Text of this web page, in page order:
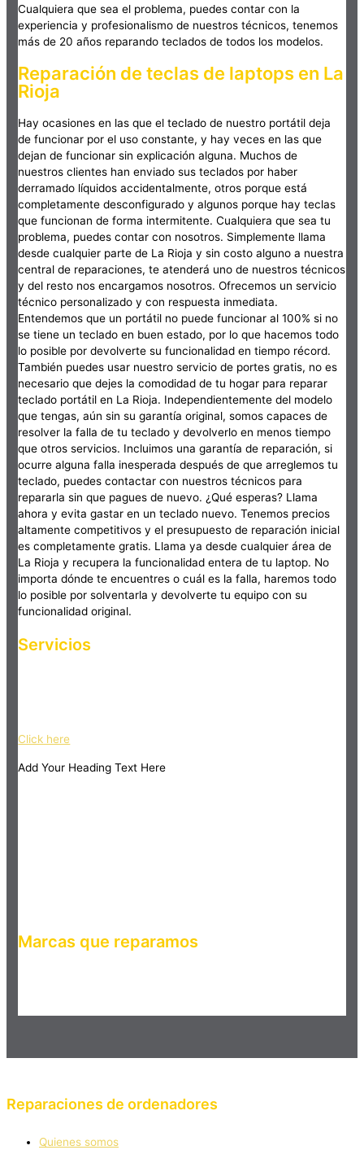
Cualquiera que sea el problema, puedes contar con la
experiencia y profesionalismo de nuestros técnicos, tenemos
más de 20 años reparando teclados de todos los modelos.
Reparación de teclas de laptops en La
Rioja
Hay ocasiones en las que el teclado de nuestro portátil deja
de funcionar por el uso constante, y hay veces en las que
dejan de funcionar sin explicación alguna. Muchos de
nuestros clientes han enviado sus teclados por haber
derramado líquidos accidentalmente, otros porque está
completamente desconfigurado y algunos porque hay teclas
que funcionan de forma intermitente. Cualquiera que sea tu
problema, puedes contar con nosotros. Simplemente llama
desde cualquier parte de La Rioja y sin costo alguno a nuestra
central de reparaciones, te atenderá uno de nuestros técnicos
y del resto nos encargamos nosotros. Ofrecemos un servicio
técnico personalizado y con respuesta inmediata.
Entendemos que un portátil no puede funcionar al 100% si no
se tiene un teclado en buen estado, por lo que hacemos todo
lo posible por devolverte su funcionalidad en tiempo récord.
También puedes usar nuestro servicio de portes gratis, no es
necesario que dejes la comodidad de tu hogar para reparar
teclado portátil en La Rioja. Independientemente del modelo
que tengas, aún sin su garantía original, somos capaces de
resolver la falla de tu teclado y devolverlo en menos tiempo
que otros servicios. Incluimos una garantía de reparación, si
ocurre alguna falla inesperada después de que arreglemos tu
teclado, puedes contactar con nuestros técnicos para
repararla sin que pagues de nuevo. ¿Qué esperas? Llama
ahora y evita gastar en un teclado nuevo. Tenemos precios
altamente competitivos y el presupuesto de reparación inicial
es completamente gratis. Llama ya desde cualquier área de
La Rioja y recupera la funcionalidad entera de tu laptop. No
importa dónde te encuentres o cuál es la falla, haremos todo
lo posible por solventarla y devolverte tu equipo con su
funcionalidad original.
Servicios
Click here
Add Your Heading Text Here
Marcas que reparamos
Reparaciones de ordenadores
Quienes somos